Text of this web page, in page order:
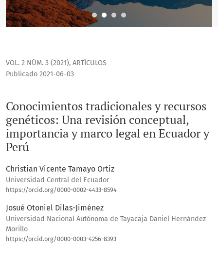
VOL. 2 NÚM. 3 (2021), ARTÍCULOS
Conocimientos tradicionales y recursos
genéticos: Una revisión conceptual,
importancia y marco legal en Ecuador y
Perú
Publicado 2021-06-03
Christian Vicente Tamayo Ortiz
Universidad Central del Ecuador
https://orcid.org/0000-0002-4433-8594
Josué Otoniel Dilas-Jiménez
Universidad Nacional Autónoma de Tayacaja Daniel Hernández
Morillo
https://orcid.org/0000-0003-4256-8393